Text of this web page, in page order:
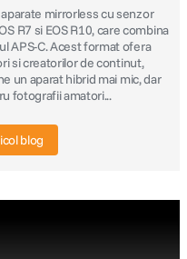
mirrorless cu senzor
R7 si EOS R10, care combina
APS-C. Acest format ofera
si creatorilor de continut,
un aparat hibrid mai mic, dar
fotografii amatori...
blog